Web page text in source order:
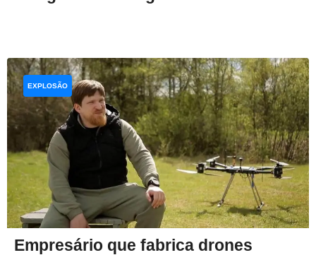
Empresário que fabrica drones
EXPLOSÃO